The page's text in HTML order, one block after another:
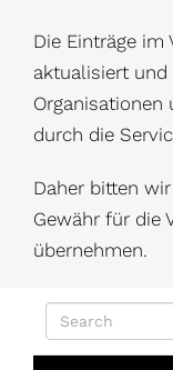
Die Einträge im
aktualisiert und
Organisationen
durch die
Daher bitten
Gewähr für die
übernehmen.